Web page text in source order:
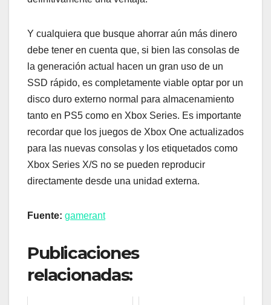
Y cualquiera que busque ahorrar aún más dinero
debe tener en cuenta que, si bien las consolas de
la generación actual hacen un gran uso de un
SSD rápido, es completamente viable optar por un
disco duro externo normal para almacenamiento
tanto en PS5 como en Xbox Series. Es importante
recordar que los juegos de Xbox One actualizados
para las nuevas consolas y los etiquetados como
Xbox Series X/S no se pueden reproducir
directamente desde una unidad externa.
Fuente: gamerant
Publicaciones
relacionadas: